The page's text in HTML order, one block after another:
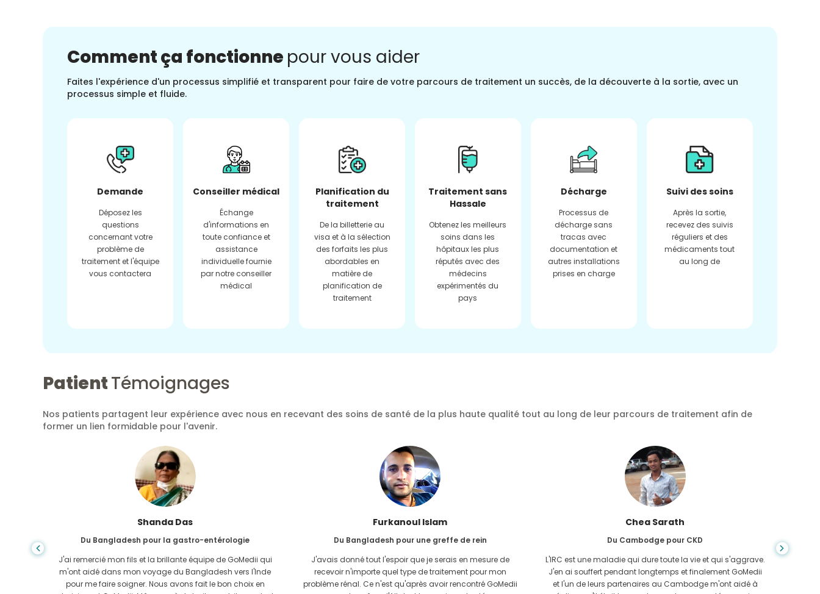
Comment ça fonctionne pour vous aider
Faites l'expérience d'un processus simplifié et transparent pour faire de votre parcours de traitement un succès, de la découverte à la sortie, avec un
processus simple et fluide.
Demande
Déposez les
questions
concernant votre
problème de
traitement et l'équipe
vous contactera
Conseiller médical
Échange
d'informations en
toute confiance et
assistance
individuelle fournie
par notre conseiller
médical
Planification du
traitement
De la billetterie au
visa et à la sélection
des forfaits les plus
abordables en
matière de
planification de
traitement
Traitement sans
Hassale
Obtenez les meilleurs
soins dans les
hôpitaux les plus
réputés avec des
médecins
expérimentés du
pays
Décharge
Processus de
décharge sans
tracas avec
documentation et
autres installations
prises en charge
Suivi des soins
Après la sortie,
recevez des suivis
réguliers et des
médicaments tout
au long de
PatientTémoignages
Nos patients partagent leur expérience avec nous en recevant des soins de santé de la plus haute qualité tout au long de leur parcours de traitement afin de
former un lien formidable pour l'avenir.
Shanda Das
Du Bangladesh pour la gastro-entérologie
J'ai remercié mon fils et la brillante équipe de GoMedii qui
m'ont aidé dans mon voyage du Bangladesh vers l'Inde
pour me faire soigner. Nous avons fait le bon choix en
Furkanoul Islam
Du Bangladesh pour une greffe de rein
J'avais donné tout l'espoir que je serais en mesure de
recevoir n'importe quel type de traitement pour mon
problème rénal. Ce n'est qu'après avoir rencontré GoMedii
Chea Sarath
Du Cambodge pour CKD
L'IRC est une maladie qui dure toute la vie et qui s'aggrave.
J'en ai souffert pendant longtemps et finalement GoMedii
et l'un de leurs partenaires au Cambodge m'ont aidé à